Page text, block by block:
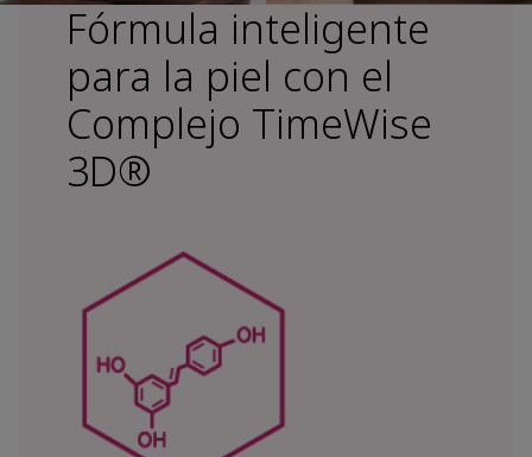
Fórmula inteligente
para la piel con el
Complejo TimeWise
3D®